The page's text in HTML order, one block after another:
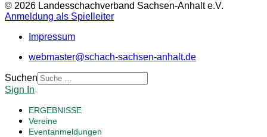
© 2026 Landesschachverband Sachsen-Anhalt e.V.
Anmeldung als Spielleiter
Impressum
webmaster@schach-sachsen-anhalt.de
Suchen
Sign In
ERGEBNISSE
Vereine
Eventanmeldungen